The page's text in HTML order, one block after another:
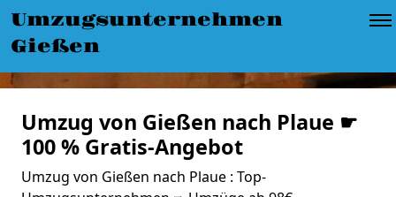
Umzugsunternehmen
Gießen
Umzug von Gießen nach Plaue ☛
100 % Gratis-Angebot
Umzug von Gießen nach Plaue : Top-